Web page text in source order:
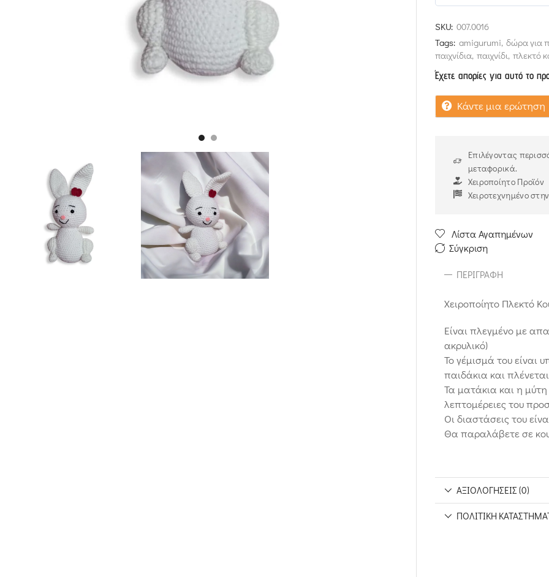
5out of 5
SKU: 007.0016
Tags: amigurumi, δώρα για
παιχνίδια, παιχνίδι, πλεκτό
Έχετε απορίες για αυτό το
Κάντε μια ερώτηση
Επιλέγοντας
μεταφορικά.
Χειροποίητο Προϊόν
Χειροτεχνημένο
Λίστα Αγαπημένων
Σύγκριση
ΠΕΡΙΓΡΑΦΉ
Χειροποίητο Πλεκτό
Είναι πλεγμένο με
ακρυλικό)
Το γέμισμά του είναι
παιδάκια και
Τα ματάκια και η
λεπτομέρειες του
Οι διαστάσεις του
Θα παραλάβετε σε
ΑΞΙΟΛΟΓΉΣΕΙΣ (0)
ΠΟΛΙΤΙΚΉ